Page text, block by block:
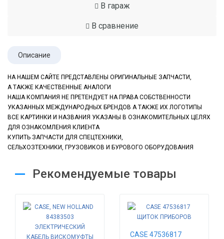
В гараж
В сравнение
Описание
НА НАШЕМ САЙТЕ ПРЕДСТАВЛЕНЫ ОРИГИНАЛЬНЫЕ ЗАПЧАСТИ,
А ТАКЖЕ КАЧЕСТВЕННЫЕ АНАЛОГИ
НАША КОМПАНИЯ НЕ ПРЕТЕНДУЕТ НА ПРАВА СОБСТВЕННОСТИ
УКАЗАННЫХ МЕЖДУНАРОДНЫХ БРЕНДОВ А ТАКЖЕ ИХ ЛОГОТИПЫ
ВСЕ КАРТИНКИ И НАЗВАНИЯ УКАЗАНЫ В ОЗНАКОМИТЕЛЬНЫХ ЦЕЛЯХ
ДЛЯ ОЗНАКОМЛЕНИЯ КЛИЕНТА
КУПИТЬ ЗАПЧАСТИ ДЛЯ СПЕЦТЕХНИКИ,
СЕЛЬХОЗТЕХНИКИ, ГРУЗОВИКОВ И БУРОВОГО ОБОРУДОВАНИЯ
Рекомендуемые товары
CASE 47536817